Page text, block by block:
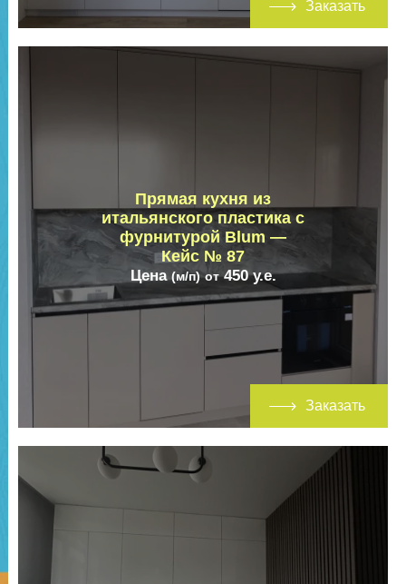
Заказать
Прямая кухня из
итальянского пластика с
фурнитурой Blum —
Кейс № 87
Цена (м/п) от450у.е.
Заказать